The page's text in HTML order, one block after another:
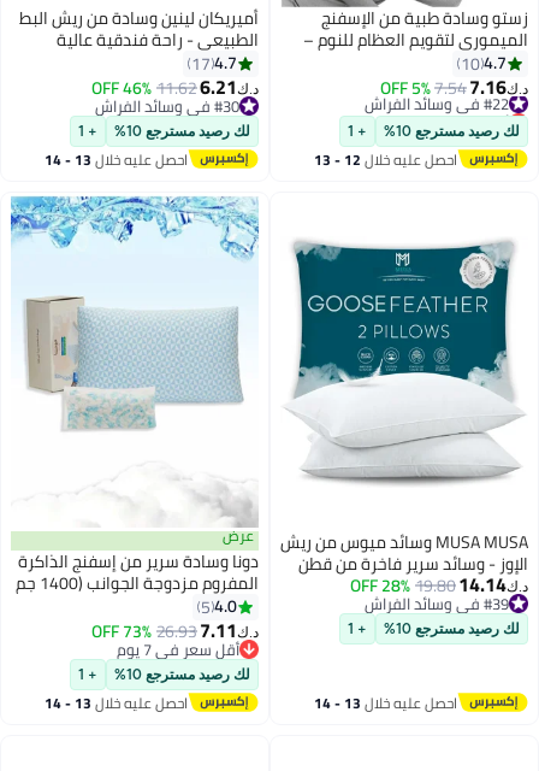
زستو وسادة طبية من الإسفنج
الميموري لتقويم العظام للنوم –
تصميم مريح لدعم الرقبة والفقرات
العنقية، مضادة للحساسية، باردة
بفضل التصميم المنحوت، لتخفيف
آلام الرقبة، ارتفاع قابل للتعديل،
مساعد علاجي للنوم المريح
4.7
10
د.ك‏7.16
7.54
5% OFF #22 في وسائد الفراش
أقل سعر في 7 يوم
#22 في وسائد الفراش
لك رصيد مسترجع 10% + 1
احصل عليه خلال 12 - 13
أميريكان لينين وسادة من ريش البط
الطبيعي - راحة فندقية عالية
قياسي 70×50 سم، قابلة للغسل
في الغسالة، دعم لجميع الأوضاع -
أبيض
4.7
17
د.ك‏6.21
11.62
46% OFF
#30 في وسائد الفراش
#30 في وسائد الفراش
لك رصيد مسترجع 10% + 1
احصل عليه خلال 13 - 14
MUSA MUSA وسائد ميوس من ريش
الإوز - وسائد سرير فاخرة من قطن
عضوي 100% (عبوة 2، 50x90 سم)
د.ك‏14.14
19.80
28% OFF
#39 في وسائد الفراش
#39 في وسائد الفراش
لك رصيد مسترجع 10% + 1
احصل عليه خلال 13 - 14
عرض
دونا وسادة سرير من إسفنج الذاكرة
المفروم مزدوجة الجوانب (1400 جم
+ 200 جم حشوة إضافية) – مقاس
50×75 سم، مع جل مبرد، ارتفاع قابل
للتعديل، تخفيف الضغط، مضادة
للحساسية، بغطاء قابل للغسل
4.0
5
د.ك‏7.11
26.93
73% OFF
أقل سعر في 7 يوم
أقل سعر في 7 يوم
لك رصيد مسترجع 10% + 1
احصل عليه خلال 13 - 14